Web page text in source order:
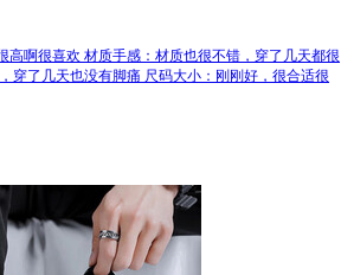
高啊很喜欢 材质手感：材质也很不错，穿了几天都很
穿了几天也没有脚痛 尺码大小：刚刚好，很合适很